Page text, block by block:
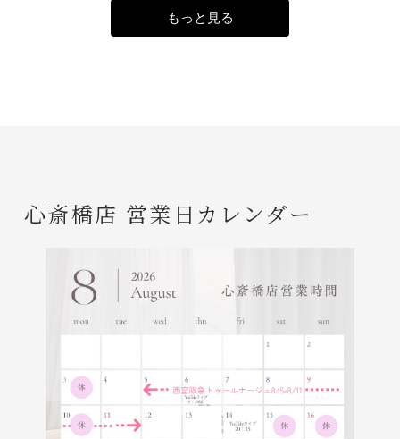
もっと見る
心斎橋店 営業日カレンダー